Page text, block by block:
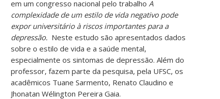
em um congresso nacional pelo trabalho A
complexidade de um estilo de vida negativo pode
expor universitário à riscos importantes para a
depressão. Neste estudo são apresentados dados
sobre o estilo de vida e a saúde mental,
especialmente os sintomas de depressão. Além do
professor, fazem parte da pesquisa, pela UFSC, os
acadêmicos Tuane Sarmento, Renato Claudino e
Jhonatan Wélington Pereira Gaia.